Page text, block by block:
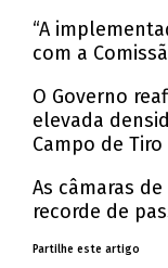
“A
com a
O Governo
elevada
Campo de
As câmaras
recorde de
Partilhe este artigo